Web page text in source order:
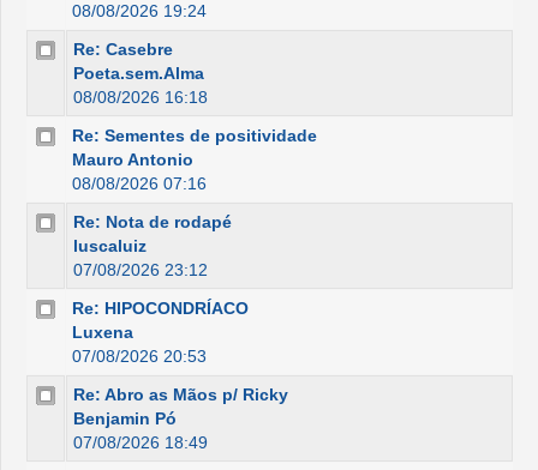
08/08/2026 19:24
Re: Casebre
Poeta.sem.Alma
08/08/2026 16:18
Re: Sementes de positividade
Mauro Antonio
08/08/2026 07:16
Re: Nota de rodapé
luscaluiz
07/08/2026 23:12
Re: HIPOCONDRÍACO
Luxena
07/08/2026 20:53
Re: Abro as Mãos p/ Ricky
Benjamin Pó
07/08/2026 18:49